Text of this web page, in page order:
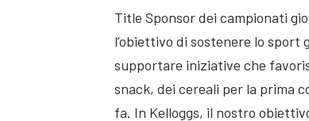
Title Sponsor dei campionati
l’obiettivo di sostenere lo
supportare iniziative che
snack, dei cereali per la prima
fa. In Kelloggs, il nostro